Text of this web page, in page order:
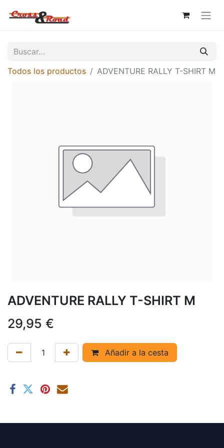
Todos los productos ADVENTURE RALLY T-SHIRT M
ADVENTURE RALLY T-SHIRT M
29,95 €
Añadir a la cesta